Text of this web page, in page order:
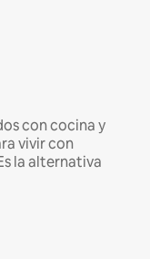
con cocina y
vivir con
la alternativa